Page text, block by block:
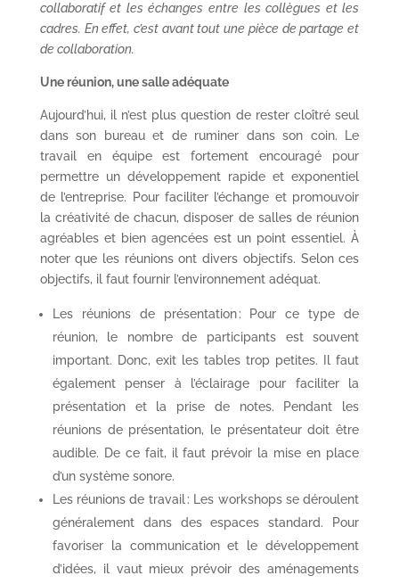
collaboratif et les échanges entre les collègues et les
cadres. En effet, c’est avant tout une pièce de partage et
de collaboration.
Une réunion, une salle adéquate
Aujourd’hui, il n’est plus question de rester cloîtré seul
dans son bureau et de ruminer dans son coin. Le
travail en équipe est fortement encouragé pour
permettre un développement rapide et exponentiel
de l’entreprise. Pour faciliter l’échange et promouvoir
la créativité de chacun, disposer de salles de réunion
agréables et bien agencées est un point essentiel. À
noter que les réunions ont divers objectifs. Selon ces
objectifs, il faut fournir l’environnement adéquat.
Les réunions de présentation : Pour ce type de
réunion, le nombre de participants est souvent
important. Donc, exit les tables trop petites. Il faut
également penser à l’éclairage pour faciliter la
présentation et la prise de notes. Pendant les
réunions de présentation, le présentateur doit être
audible. De ce fait, il faut prévoir la mise en place
d’un système sonore.
Les réunions de travail : Les workshops se déroulent
généralement dans des espaces standard. Pour
favoriser la communication et le développement
d’idées, il vaut mieux prévoir des aménagements